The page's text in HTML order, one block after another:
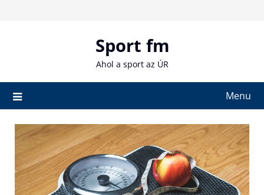
Sport fm
Ahol a sport az ÚR
Menu